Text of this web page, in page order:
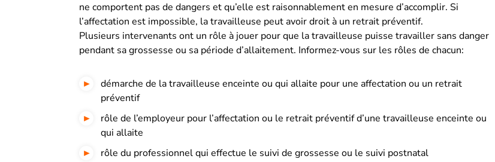
ne comportent pas de dangers et qu’elle est raisonnablement en mesure d’accomplir. Si
l’affectation est impossible, la travailleuse peut avoir droit à un retrait préventif.
Plusieurs intervenants ont un rôle à jouer pour que la travailleuse puisse travailler sans danger
pendant sa grossesse ou sa période d’allaitement. Informez-vous sur les rôles de chacun:
démarche de la travailleuse enceinte ou qui allaite pour une affectation ou un retrait
préventif
rôle de l’employeur pour l’affectation ou le retrait préventif d’une travailleuse enceinte ou
qui allaite
rôle du professionnel qui effectue le suivi de grossesse ou le suivi postnatal